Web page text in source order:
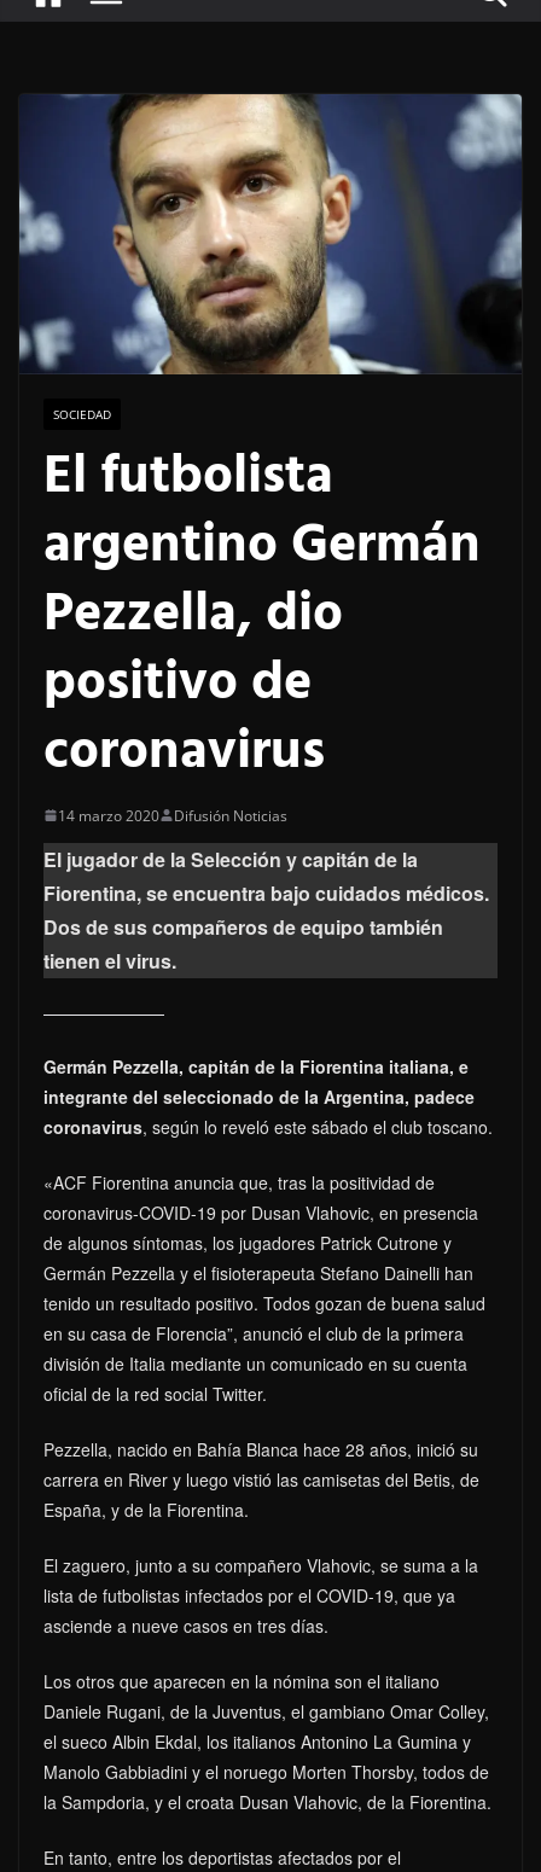
SOCIEDAD
El futbolista
argentino Germán
Pezzella, dio
positivo de
coronavirus
14 marzo 2020 Difusión Noticias
El jugador de la Selección y capitán de la
Fiorentina, se encuentra bajo cuidados médicos.
Dos de sus compañeros de equipo también
tienen el virus.
Germán Pezzella, capitán de la Fiorentina italiana, e
integrante del seleccionado de la Argentina, padece
coronavirus, según lo reveló este sábado el club toscano.
«ACF Fiorentina anuncia que, tras la positividad de
coronavirus-COVID-19 por Dusan Vlahovic, en presencia
de algunos síntomas, los jugadores Patrick Cutrone y
Germán Pezzella y el fisioterapeuta Stefano Dainelli han
tenido un resultado positivo. Todos gozan de buena salud
en su casa de Florencia”, anunció el club de la primera
división de Italia mediante un comunicado en su cuenta
oficial de la red social Twitter.
Pezzella, nacido en Bahía Blanca hace 28 años, inició su
carrera en River y luego vistió las camisetas del Betis, de
España, y de la Fiorentina.
El zaguero, junto a su compañero Vlahovic, se suma a la
lista de futbolistas infectados por el COVID-19, que ya
asciende a nueve casos en tres días.
Los otros que aparecen en la nómina son el italiano
Daniele Rugani, de la Juventus, el gambiano Omar Colley,
el sueco Albin Ekdal, los italianos Antonino La Gumina y
Manolo Gabbiadini y el noruego Morten Thorsby, todos de
la Sampdoria, y el croata Dusan Vlahovic, de la Fiorentina.
En tanto, entre los deportistas afectados por el